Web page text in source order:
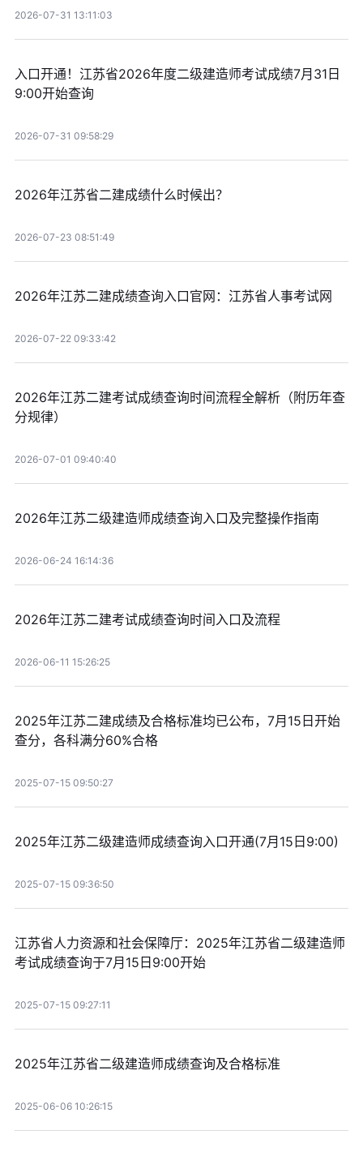
2026-07-31 13:11:03
入口开通！江苏省2026年度二级建造师考试成绩7月31日
9:00开始查询
2026-07-31 09:58:29
2026年江苏省二建成绩什么时候出？
2026-07-23 08:51:49
2026年江苏二建成绩查询入口官网：江苏省人事考试网
2026-07-22 09:33:42
2026年江苏二建考试成绩查询时间流程全解析（附历年查
分规律）
2026-07-01 09:40:40
2026年江苏二级建造师成绩查询入口及完整操作指南
2026-06-24 16:14:36
2026年江苏二建考试成绩查询时间入口及流程
2026-06-11 15:26:25
2025年江苏二建成绩及合格标准均已公布，7月15日开始
查分，各科满分60%合格
2025-07-15 09:50:27
2025年江苏二级建造师成绩查询入口开通(7月15日9:00)
2025-07-15 09:36:50
江苏省人力资源和社会保障厅：2025年江苏省二级建造师
考试成绩查询于7月15日9:00开始
2025-07-15 09:27:11
2025年江苏省二级建造师成绩查询及合格标准
2025-06-06 10:26:15